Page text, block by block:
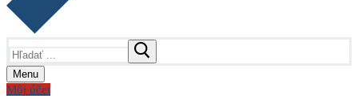
Menu
Môj účet